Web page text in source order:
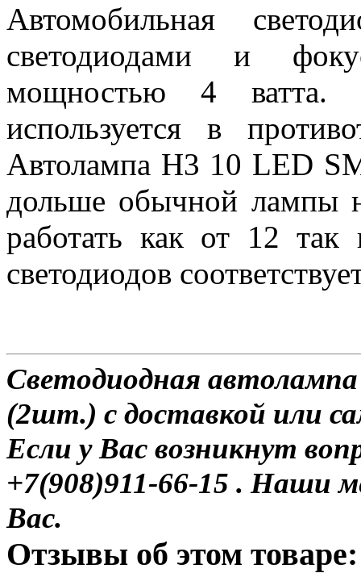
Автомобильная
светодиодами и
мощностью 4 ватта.
используется в
Автолампа H3 10 LED
дольше обычной лампы
работать как от 12
светодиодов
Светодиодная
(2шт.) с доставкой или
Если у Вас возникнут
+7(908)911-66-15 . Наши
Вас.
Отзывы об этом товаре: